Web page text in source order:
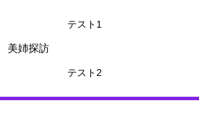
美姉探訪
テスト1
テスト2